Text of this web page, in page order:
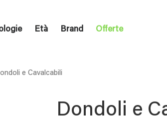
Età Brand Offerte
e Cavalcabili
Dondoli e